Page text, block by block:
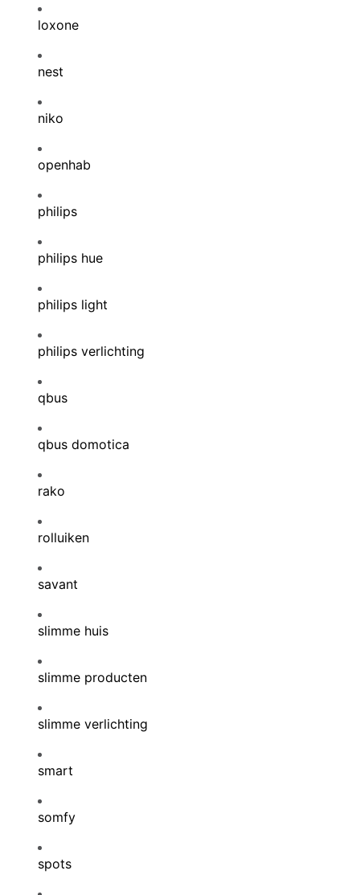
loxone
nest
niko
openhab
philips
philips hue
philips light
philips verlichting
qbus
qbus domotica
rako
rolluiken
savant
slimme huis
slimme producten
slimme verlichting
smart
somfy
spots